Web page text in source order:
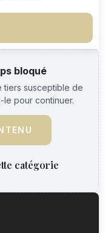
bloqué
tiers susceptible de
pour continuer.
catégorie